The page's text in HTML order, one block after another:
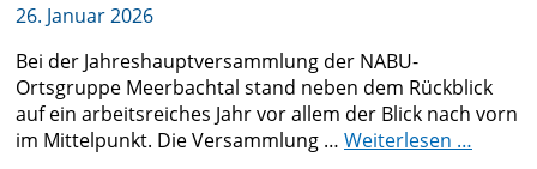
26. Januar 2026
Bei der Jahreshauptversammlung der NABU-
Ortsgruppe Meerbachtal stand neben dem Rückblick
auf ein arbeitsreiches Jahr vor allem der Blick nach vorn
im Mittelpunkt. Die Versammlung … Weiterlesen …